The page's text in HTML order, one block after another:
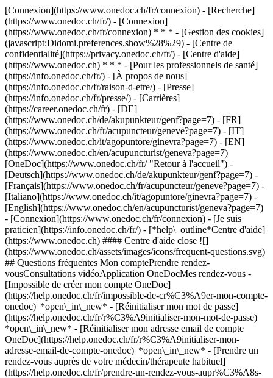
[Connexion](https://www.onedoc.ch/fr/connexion) - [Recherche]
(https://www.onedoc.ch/fr/) - [Connexion]
(https://www.onedoc.ch/fr/connexion) * * * - [Gestion des cookies]
(javascript:Didomi.preferences.show%28%29) - [Centre de
confidentialité](https://privacy.onedoc.ch/fr/) - [Centre d'aide]
(https://www.onedoc.ch) * * * - [Pour les professionnels de santé]
(https://info.onedoc.ch/fr/) - [À propos de nous]
(https://info.onedoc.ch/fr/raison-d-etre/) - [Presse]
(https://info.onedoc.ch/fr/presse/) - [Carrières]
(https://career.onedoc.ch/fr) - [DE]
(https://www.onedoc.ch/de/akupunkteur/genf?page=7) - [FR]
(https://www.onedoc.ch/fr/acupuncteur/geneve?page=7) - [IT]
(https://www.onedoc.ch/it/agopuntore/ginevra?page=7) - [EN]
(https://www.onedoc.ch/en/acupuncturist/geneva?page=7)
[OneDoc](https://www.onedoc.ch/fr/ "Retour à l'accueil") -
[Deutsch](https://www.onedoc.ch/de/akupunkteur/genf?page=7) -
[Français](https://www.onedoc.ch/fr/acupuncteur/geneve?page=7) -
[Italiano](https://www.onedoc.ch/it/agopuntore/ginevra?page=7) -
[English](https://www.onedoc.ch/en/acupuncturist/geneva?page=7)
- [Connexion](https://www.onedoc.ch/fr/connexion) - [Je suis
praticien](https://info.onedoc.ch/fr/) - [*help\_outline*Centre d'aide]
(https://www.onedoc.ch) #### Centre d'aide close ![]
(https://www.onedoc.ch/assets/images/icons/frequent-questions.svg)
## Questions fréquentes Mon comptePrendre rendez-
vousConsultations vidéoApplication OneDocMes rendez-vous -
[Impossible de créer mon compte OneDoc]
(https://help.onedoc.ch/fr/impossible-de-cr%C3%A9er-mon-compte-
onedoc) *open\_in\_new* - [Réinitialiser mon mot de passe]
(https://help.onedoc.ch/fr/r%C3%A9initialiser-mon-mot-de-passe)
*open\_in\_new* - [Réinitialiser mon adresse email de compte
OneDoc](https://help.onedoc.ch/fr/r%C3%A9initialiser-mon-
adresse-email-de-compte-onedoc) *open\_in\_new* - [Prendre un
rendez-vous auprès de votre médecin/thérapeute habituel]
(https://help.onedoc.ch/fr/prendre-un-rendez-vous-aupr%C3%A8s-